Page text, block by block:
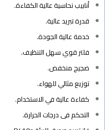
أنابيب نحاسية عالية الكفاءة.
قدرة تبريد عالية.
خدمة عالية الجودة.
فلتر قوي سهل التنظيف.
ضجيج منخفض.
توزيع مثالي للهواء.
كفاءة عالية في الاستخدام.
التحكم فى درجات الحرارة.